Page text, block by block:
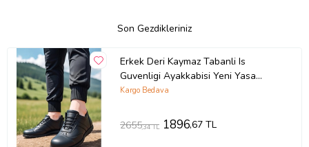
Son Gezdikleriniz
Erkek Deri Kaymaz Tabanli Is
Guvenligi Ayakkabisi Yeni Yasa
Ayakkabısı Taban Ayakkabı (Siyah)
Kargo Bedava
2655,34 TL 1896,67 TL